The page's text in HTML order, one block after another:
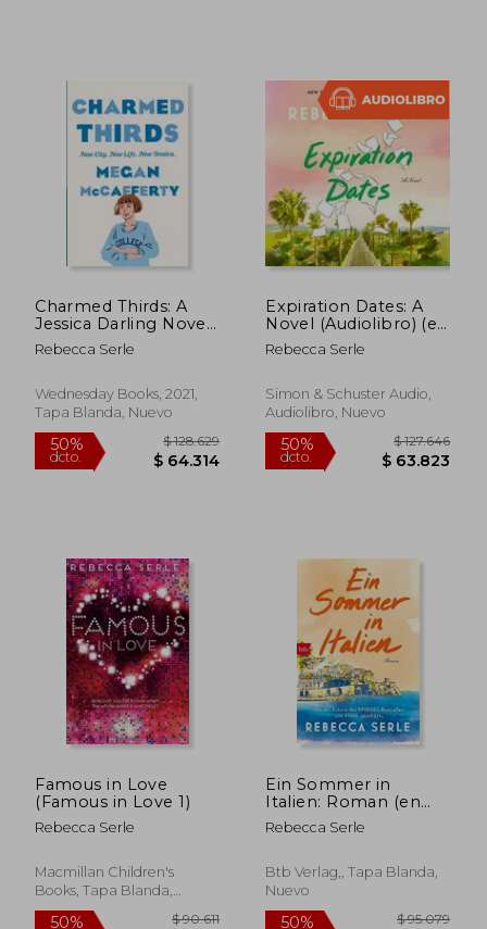
50% 50%
dcto. $
50%
dcto.
$ 122.467
$ 61.233
50%
dcto. $
Charmed Thirds: A
Jessica Darling Novel:
3 (en Inglés)
Rebecca Serle
Wednesday Books, 2021,
Tapa Blanda, Nuevo
Expiration Dates: A
Novel (Audiolibro) (en
Inglés)
Rebecca Serle
Simon & Schuster Audio,
Audiolibro, Nuevo
Famous in Love
(Famous in Love 1)
Rebecca Serle
Macmillan Children's
Books, Tapa Blanda,
Nuevo
Ein Sommer in
Italien: Roman (en
Alemán)
Rebecca Serle
Btb Verlag,, Tapa Blanda,
Nuevo